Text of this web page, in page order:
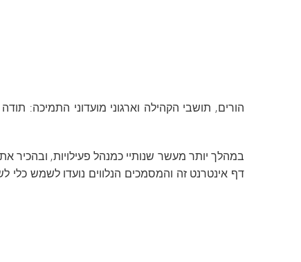
הורים, תושבי הקהילה וארגוני מועדוני התמיכה:
במהלך יותר מעשר שנותיי כמנהל פעילויות, ובהכיר
דף אינטרנט זה והמסמכים הנלווים נועדו לשמש